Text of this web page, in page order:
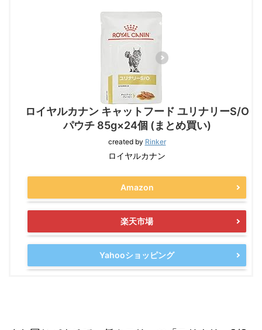
ロイヤルカナン キャットフード ユリナリーS/O
パウチ 85g×24個 (まとめ買い)
created by Rinker
ロイヤルカナン
Amazon
楽天市場
Yahooショッピング